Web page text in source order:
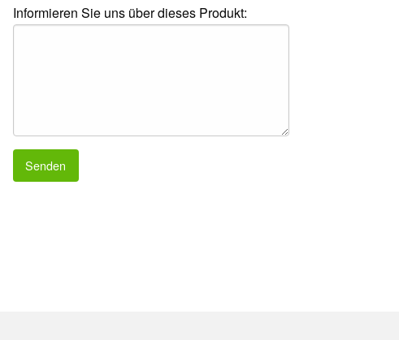
Informieren Sie uns über dieses Produkt:
Senden